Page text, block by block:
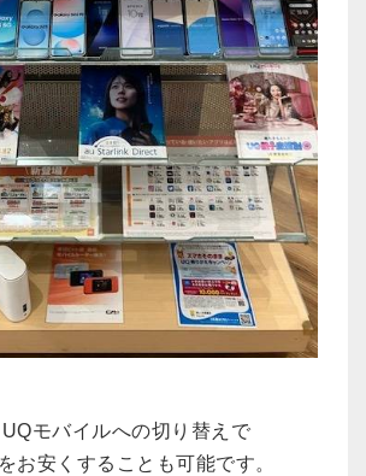
UQモバイルへの切り替えで
お安くすることも可能です。